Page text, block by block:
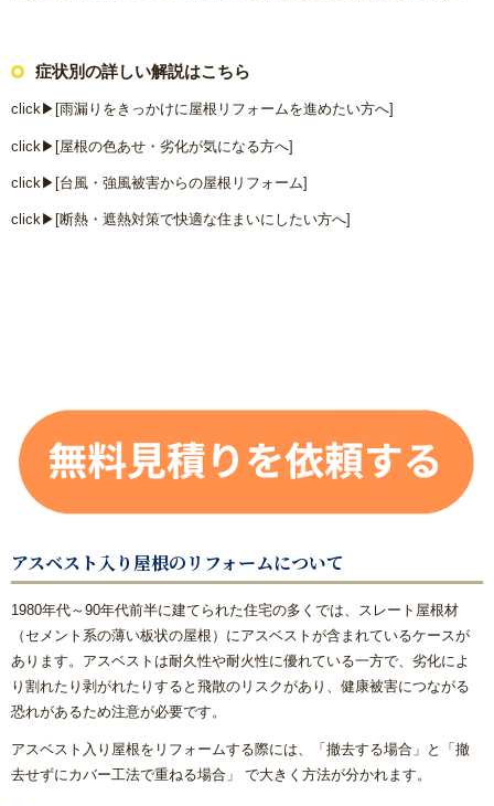
水まわりリフォーム 人気ランキング
当社こだわりの施工
【数量限定3台】大特価キッチン
【数量限定3台】大特価トイレ
会社概要
キャンペーン商品
福岡でリフォーム協力業者を募集しています！
福岡市リフォーム補助金情報｜2025年住宅省エネキャンペー
ン対応
症状別の詳しい解説はこちら
click▶[雨漏りをきっかけに屋根リフォームを進めたい方へ]
click▶[屋根の色あせ・劣化が気になる方へ]
click▶[台風・強風被害からの屋根リフォーム]
click▶[断熱・遮熱対策で快適な住まいにしたい方へ]
アスベスト入り屋根のリフォームについて
1980年代～90年代前半に建てられた住宅の多くでは、スレート屋根材
（セメント系の薄い板状の屋根）にアスベストが含まれているケースが
あります。アスベストは耐久性や耐火性に優れている一方で、劣化によ
り割れたり剥がれたりすると飛散のリスクがあり、健康被害につながる
恐れがあるため注意が必要です。
アスベスト入り屋根をリフォームする際には、「撤去する場合」と「撤
去せずにカバー工法で重ねる場合」 で大きく方法が分かれます。